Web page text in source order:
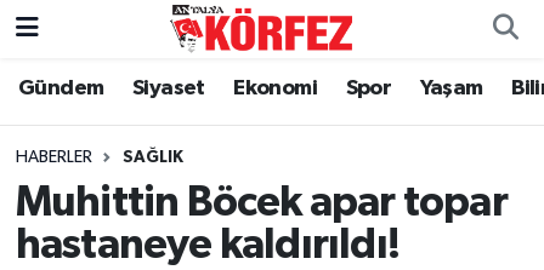
Gündem Siyaset Ekonomi Spor Yaşam
HABERLER SAĞLIK
Muhittin Böcek apar topar
hastaneye kaldırıldı!
Gündem
Siyaset
Yerel Yönetim
Nöbetçi Eczaneler
Hava Durumu
Trafik Durumu